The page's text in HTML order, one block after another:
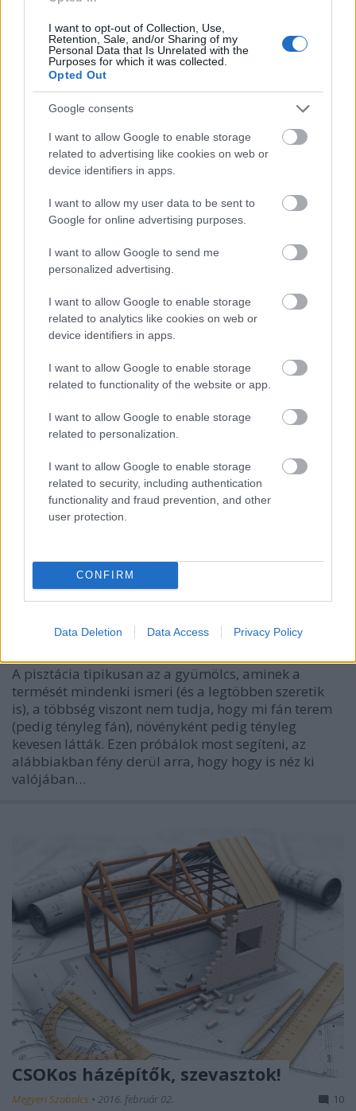
I want to opt-out of Collection, Use,
Retention, Sale, and/or Sharing of my
Personal Data that Is Unrelated with the
Purposes for which it was collected.
Opted Out
Google consents
I want to allow Google to enable storage
related to advertising like cookies on web or
device identifiers in apps.
I want to allow my user data to be sent to
Google for online advertising purposes.
I want to allow Google to send me
personalized advertising.
I want to allow Google to enable storage
related to analytics like cookies on web or
device identifiers in apps.
I want to allow Google to enable storage
related to functionality of the website or app.
I want to allow Google to enable storage
related to personalization.
I want to allow Google to enable storage
related to security, including authentication
functionality and fraud prevention, and other
user protection.
CONFIRM
Data Deletion Data Access Privacy Policy
Tervezgessünk balkonkerteket!
Megyeri Szabolcs• 2016. február 26.
A tavaszra való készülődés most már kifejezetten
forró téma, hiszen csak pár nap van hátra a télből,
biztos rengetegen bizsergő tenyérrel várják a
kertészkedési szezon elindulását. A konkrét
műveletek elkezdéséhez még kicsit korán van (bár a
tervezés…
Tények és érdekességek a
pisztáciáról
Megyeri Szabolcs•2016. február 11.
A pisztácia tipikusan az a gyümölcs, aminek a
termését mindenki ismeri (és a legtöbben szeretik
is), a többség viszont nem tudja, hogy mi fán terem
(pedig tényleg fán), növényként pedig tényleg
kevesen látták. Ezen próbálok most segíteni, az
alábbiakban fény derül arra, hogy hogy is néz ki
valójában…
CSOKos házépítők, szevasztok!
Megyeri Szabolcs • 2016. február 02. 10